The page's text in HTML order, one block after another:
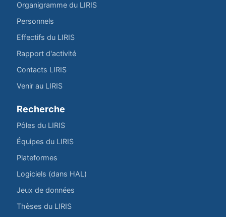
Organigramme du LIRIS
Personnels
Effectifs du LIRIS
Rapport d'activité
Contacts LIRIS
Venir au LIRIS
Recherche
Pôles du LIRIS
Équipes du LIRIS
Plateformes
Logiciels (dans HAL)
Jeux de données
Thèses du LIRIS